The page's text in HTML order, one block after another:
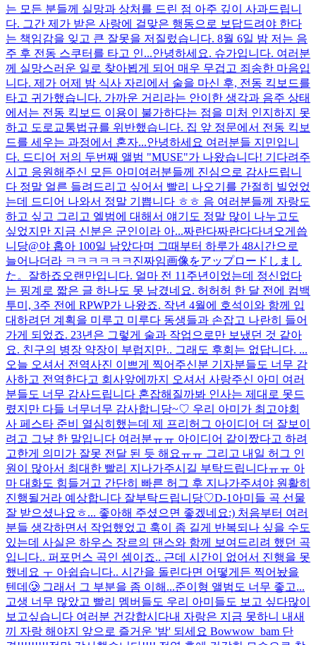
는 모든 분들께 실망과 상처를 드린 점 아주 깊이 사과드립니
다. 그간 제가 받은 사랑에 걸맞은 행동으로 보답드려야 한다
는 책임감을 잊고 큰 잘못을 저질렀습니다. 8월 6일 밤 저는 음
주 후 전동 스쿠터를 타고 인...안녕하세요. 슈가입니다. 여러분
께 실망스러운 일로 찾아뵙게 되어 매우 무겁고 죄송한 마음입
니다. 제가 어제 밤 식사 자리에서 술을 마신 후, 전동 킥보드를
타고 귀가했습니다. 가까운 거리라는 안이한 생각과 음주 상태
에서는 전동 킥보드 이용이 불가하다는 점을 미처 인지하지 못
하고 도로교통법규를 위반했습니다. 집 앞 정문에서 전동 킥보
드를 세우는 과정에서 혼자...안녕하세요 여러분들 지민입니
다. 드디어 저의 두번째 앨범 "MUSE"가 나왔습니다! 기다려주
시고 응원해주신 모든 아미여러분들께 진심으로 감사드립니
다 정말 얼른 들려드리고 싶어서 빨리 나오기를 간절히 빌었었
는데 드디어 나와서 정말 기쁩니다 ㅎㅎ 음 여러분들께 자랑도
하고 싶고 그리고 엘범에 대해서 얘기도 정말 많이 나누고도
싶었지만 지금 신분은 군인이라 아...짜란다짜란다다녀오게씁
니당@야 홉아 100일 남았다며 그때부터 하루가 48시간으로
늘어나더라 ㅋㅋㅋㅋㅋㅋ진짜임画像をアップロードしまし
た。 잘하죠오랜만입니다. 얼마 전 11주년이었는데 정신없다
는 핑계로 짧은 글 하나도 못 남겼네요. 허허허 한 달 전에 컴백
투미, 3주 전에 RPWP가 나왔죠. 작년 4월에 호석이와 함께 입
대하려던 계획을 미루고 미루다 동생들과 손잡고 나란히 들어
가게 되었죠. 23년은 그렇게 술과 작업으로만 보냈던 것 같아
요. 친구의 병장 약장이 부럽지만.. 그래도 후회는 없답니다. ...
오늘 오셔서 전역사진 이쁘게 찍어주신분 기자분들도 너무 감
사하고 전역한다고 회사앞에까지 오셔서 사랑주신 아미 여러
분들도 너무 감사드립니다 혼잡해질까봐 인사는 제대로 못드
렸지만 다들 너무너무 감사합니당~♡ 우리 아미가 최고야회
사 페스타 준비 열심히했는데 제 프리허그 아이디어 더 잘보이
려고 그냥 한 말입니다 여러분ㅠㅠ 아이디어 같이짰다고 하려
고한게 의미가 잘못 전달 된 듯 해요ㅠㅠ 그리고 내일 허그 인
원이 많아서 최대한 빨리 지나가주시길 부탁드립니다ㅠㅠ 아
마 대화도 힘들거고 간단히 빠른 허그 후 지나가주셔야 원활히
진행될거라 예상합니다 잘부탁드립니당♡D-1 아미들 곡 선물
잘 받으셨나요ㅎ... 좋아해 주셨으면 좋겠네요:) 처음부터 여러
분들 생각하면서 작업했었고 훅이 좀 길게 반복되나 싶을 수도
있는데 사실은 하우스 장르의 댄스와 함께 보여드리려 했던 곡
입니다.. 퍼포먼스 곡인 셈이죠.. 근데 시간이 없어서 진행을 못
했네요 ㅜ 아쉽습니다.. 시간을 돌린다면 어떻게든 찍어놨을
텐데🥲 그래서 그 부분을 좀 이해...준이형 앨범도 너무 좋고...
고생 너무 많았고 빨리 멤버들도 우리 아미들도 보고 싶다많이
보고싶습니다 여러분 건강합시다내 자랑은 지금 못하니 내새
끼 자랑 해야지 앞으로 즐거운 '밤' 되세요 Bowwow_bam 단